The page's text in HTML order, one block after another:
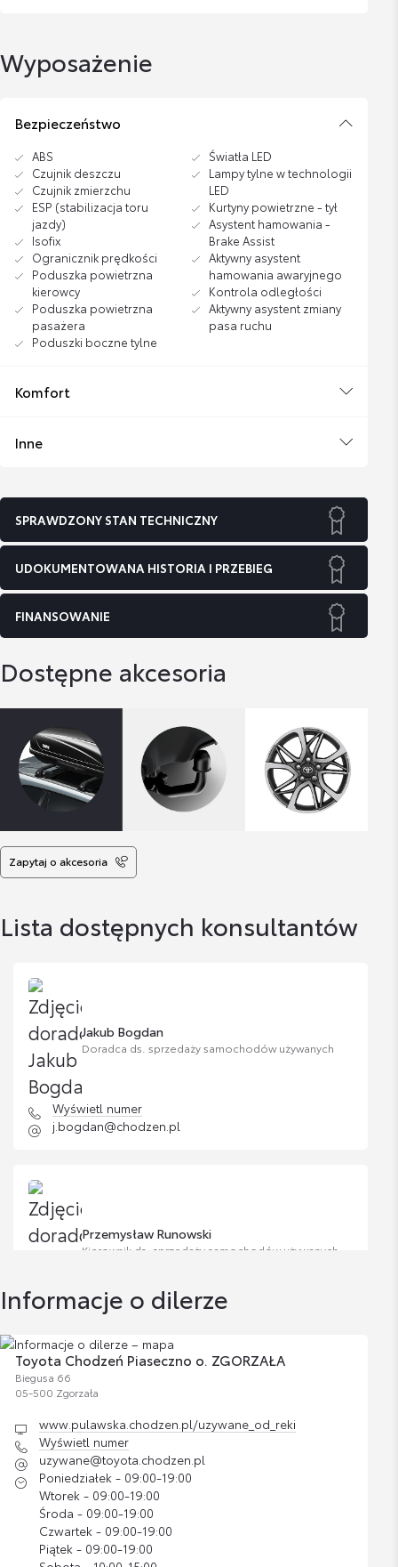
Wyposażenie
Bezpieczeństwo
ABS
Czujnik deszczu
Czujnik zmierzchu
ESP (stabilizacja toru
jazdy)
Isofix
Ogranicznik prędkości
Poduszka powietrzna
kierowcy
Poduszka powietrzna
pasażera
Poduszki boczne tylne
Światła LED
Lampy tylne w technologii
LED
Kurtyny powietrzne - tył
Asystent hamowania -
Brake Assist
Aktywny asystent
hamowania awaryjnego
Kontrola odległości
Aktywny asystent zmiany
pasa ruchu
Komfort
Inne
SPRAWDZONY STAN TECHNICZNY
UDOKUMENTOWANA HISTORIA I PRZEBIEG
FINANSOWANIE
Dostępne akcesoria
Zapytaj o akcesoria
Lista dostępnych konsultantów
Jakub Bogdan
Doradca ds. sprzedaży samochodów używanych
Wyświetl numer
j.bogdan@chodzen.pl
Przemysław Runowski
Kierownik ds. sprzedaży samochodów używanych
Wyświetl numer
Filip Gołębiewski
Doradca ds. sprzedaży samochodów używanych
Wyświetl numer
f.golebiewski@chodzen.pl
Informacje o dilerze
Toyota Chodzeń Piaseczno o. ZGORZAŁA
Biegusa 66
05-500 Zgorzała
www.pulawska.chodzen.pl/uzywane_od_reki
Wyświetl numer
uzywane@toyota.chodzen.pl
Poniedziałek - 09:00-19:00
Wtorek - 09:00-19:00
Środa - 09:00-19:00
Czwartek - 09:00-19:00
Piątek - 09:00-19:00